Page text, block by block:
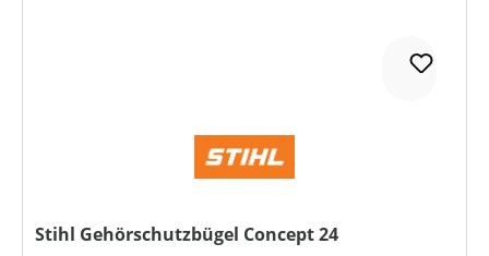
Stihl Gehörschutzbügel Concept 24